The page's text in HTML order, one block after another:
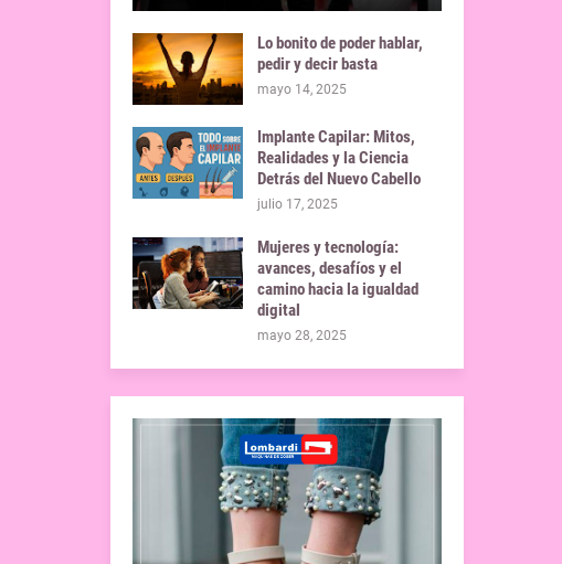
Lo bonito de poder hablar,
pedir y decir basta
mayo 14, 2025
Implante Capilar: Mitos,
Realidades y la Ciencia
Detrás del Nuevo Cabello
julio 17, 2025
Mujeres y tecnología:
avances, desafíos y el
camino hacia la igualdad
digital
mayo 28, 2025